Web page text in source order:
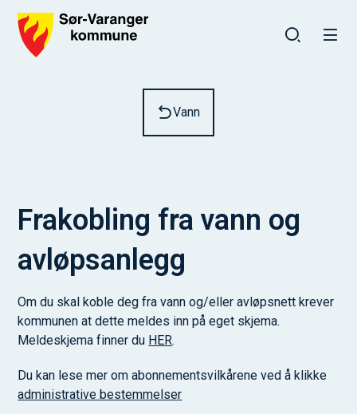
Vann
Frakobling fra vann og
avløpsanlegg
Om du skal koble deg fra vann og/eller avløpsnett krever
kommunen at dette meldes inn på eget skjema.
Meldeskjema finner du HER.
Du kan lese mer om abonnementsvilkårene ved å klikke
administrative bestemmelser